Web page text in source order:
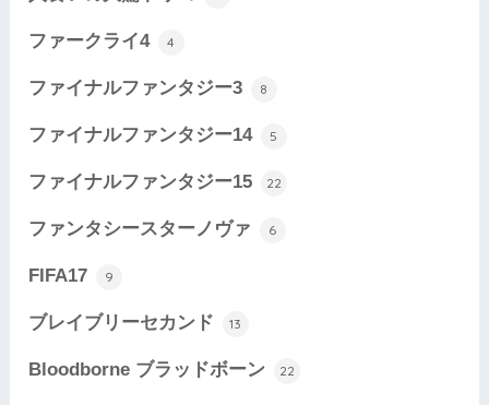
ファークライ4 4
ファイナルファンタジー3 8
ファイナルファンタジー14 5
ファイナルファンタジー15 22
ファンタシースターノヴァ 6
FIFA17 9
ブレイブリーセカンド 13
Bloodborne ブラッドボーン 22